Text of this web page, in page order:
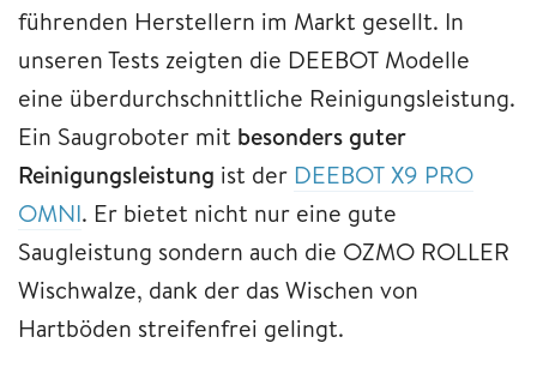
führenden Herstellern im Markt gesellt. In
unseren Tests zeigten die DEEBOT Modelle
eine überdurchschnittliche Reinigungsleistung.
Ein Saugroboter mit besonders guter
Reinigungsleistung ist der DEEBOT X9 PRO
OMNI. Er bietet nicht nur eine gute
Saugleistung sondern auch die OZMO ROLLER
Wischwalze, dank der das Wischen von
Hartböden streifenfrei gelingt.